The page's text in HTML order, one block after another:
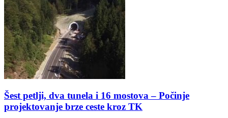
Šest petlji, dva tunela i 16 mostova – Počinje
projektovanje brze ceste kroz TK